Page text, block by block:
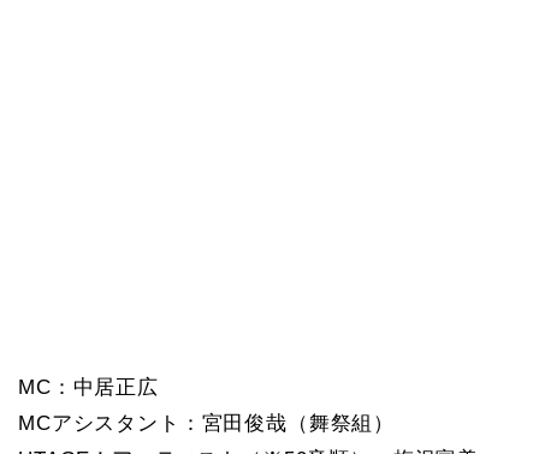
MC：中居正広
MCアシスタント：宮田俊哉（舞祭組）